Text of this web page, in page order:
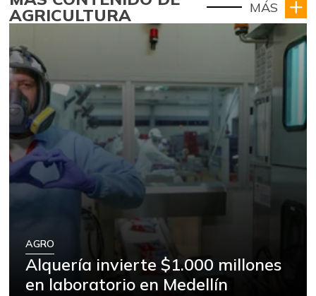
AGRICULTURA MÁS
AGRO
Alquería invierte $1.000 millones
en laboratorio en Medellín